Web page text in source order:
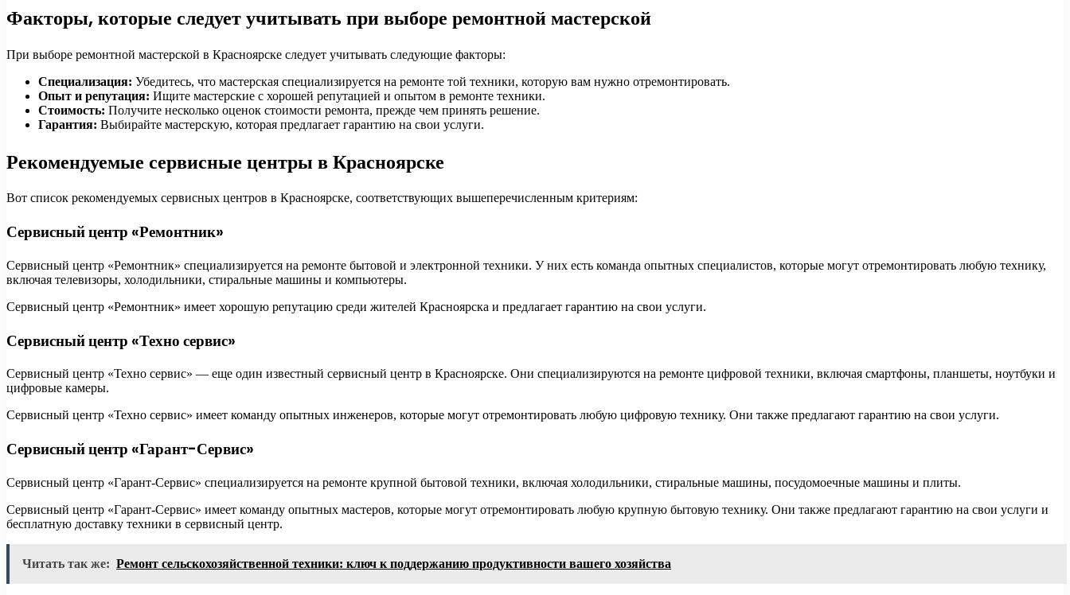
Факторы, которые следует учитывать при выборе ремонтной мастерской
При выборе ремонтной мастерской в Красноярске следует учитывать следующие факторы:
Специализация: Убедитесь, что мастерская специализируется на ремонте той техники, которую вам нужно отремонтировать.
Опыт и репутация: Ищите мастерские с хорошей репутацией и опытом в ремонте техники.
Стоимость: Получите несколько оценок стоимости ремонта, прежде чем принять решение.
Гарантия: Выбирайте мастерскую, которая предлагает гарантию на свои услуги.
Рекомендуемые сервисные центры в Красноярске
Вот список рекомендуемых сервисных центров в Красноярске, соответствующих вышеперечисленным критериям:
Сервисный центр «Ремонтник»
Сервисный центр «Ремонтник» специализируется на ремонте бытовой и электронной техники. У них есть команда опытных специалистов, которые могут отремонтировать любую технику,
включая телевизоры, холодильники, стиральные машины и компьютеры.
Сервисный центр «Ремонтник» имеет хорошую репутацию среди жителей Красноярска и предлагает гарантию на свои услуги.
Сервисный центр «Техно сервис»
Сервисный центр «Техно сервис» — еще один известный сервисный центр в Красноярске. Они специализируются на ремонте цифровой техники, включая смартфоны, планшеты, ноутбуки и
цифровые камеры.
Сервисный центр «Техно сервис» имеет команду опытных инженеров, которые могут отремонтировать любую цифровую технику. Они также предлагают гарантию на свои услуги.
Сервисный центр «Гарант-Сервис»
Сервисный центр «Гарант-Сервис» специализируется на ремонте крупной бытовой техники, включая холодильники, стиральные машины, посудомоечные машины и плиты.
Сервисный центр «Гарант-Сервис» имеет команду опытных мастеров, которые могут отремонтировать любую крупную бытовую технику. Они также предлагают гарантию на свои услуги и
бесплатную доставку техники в сервисный центр.
Читать так же: Ремонт сельскохозяйственной техники: ключ к поддержанию продуктивности вашего хозяйства